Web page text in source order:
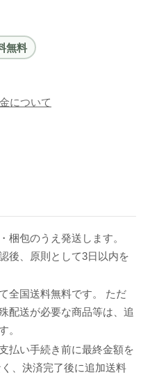
無料
について
梱包のうえ発送します。
後、原則として3日以内を
全国送料無料です。 ただ
配送が必要な商品等は、追
。
払い手続き前に最終金額を
、決済完了後に追加送料